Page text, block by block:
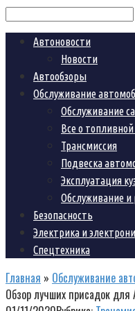
Поиск:
Автоновости
Новости
Автообзоры
Обслуживание
Обслуживание
Все о
Трансмиссия
Подвеска
Эксплуатация
Обслуживание
Безопасность
Электрика и
Спецтехника
Главная » Обслуживание
Обзор лучших присадок